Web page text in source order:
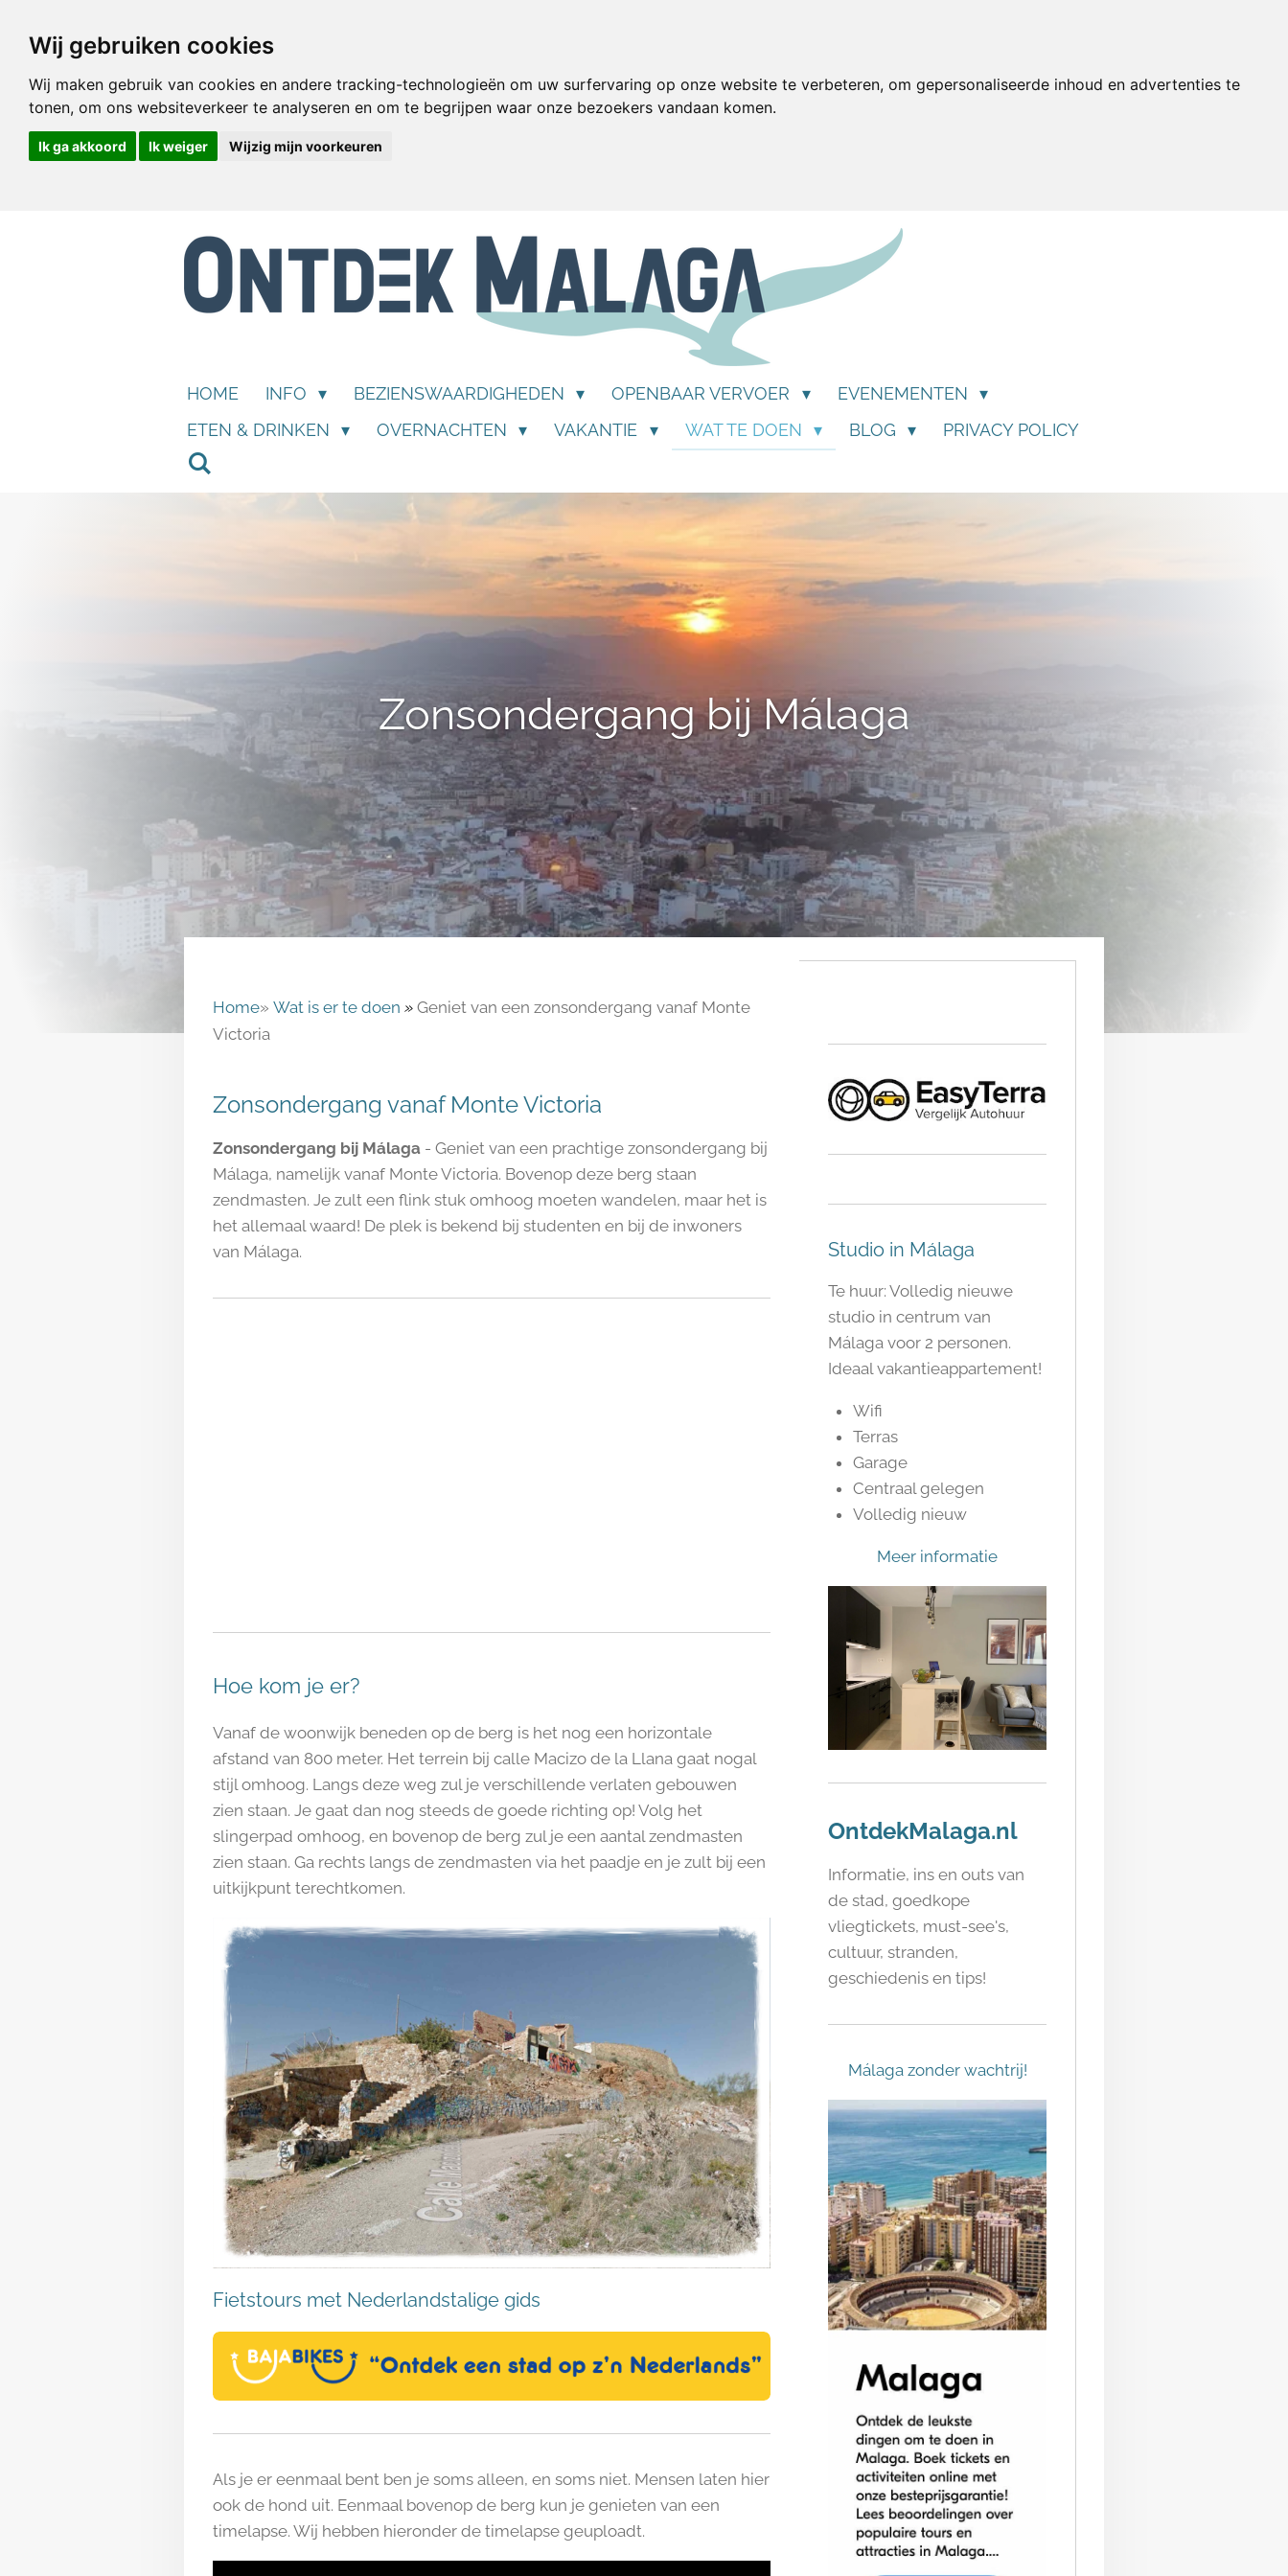
Wij gebruiken cookies
Wij maken gebruik van cookies en andere tracking-technologieën om uw surfervaring op onze website te verbeteren, om gepersonaliseerde inhoud en advertenties te
tonen, om ons websiteverkeer te analyseren en om te begrijpen waar onze bezoekers vandaan komen.
Ik ga akkoord Ik weiger Wijzig mijn voorkeuren
direct
HOME INFO BEZIENSWAARDIGHEDEN OPENBAAR VERVOER
EVENEMENTEN
ETEN & DRINKEN
OVERNACHTEN VAKANTIE WAT TE DOEN BLOG PRIVACY POLICY
Zonsondergang bij Málaga
Home» Wat is er te doen » Geniet van een zonsondergang vanaf Monte
Victoria
Zonsondergang vanaf Monte Victoria
Zonsondergang bij Málaga - Geniet van een prachtige zonsondergang bij
Málaga, namelijk vanaf Monte Victoria. Bovenop deze berg staan
zendmasten. Je zult een flink stuk omhoog moeten wandelen, maar het is
het allemaal waard! De plek is bekend bij studenten en bij de inwoners
van Málaga.
Hoe kom je er?
Vanaf de woonwijk beneden op de berg is het nog een horizontale
afstand van 800 meter. Het terrein bij calle Macizo de la Llana gaat nogal
stijl omhoog. Langs deze weg zul je verschillende verlaten gebouwen
zien staan. Je gaat dan nog steeds de goede richting op! Volg het
slingerpad omhoog, en bovenop de berg zul je een aantal zendmasten
zien staan. Ga rechts langs de zendmasten via het paadje en je zult bij een
uitkijkpunt terechtkomen.
Fietstours met Nederlandstalige gids
Als je er eenmaal bent ben je soms alleen, en soms niet. Mensen laten hier
ook de hond uit. Eenmaal bovenop de berg kun je genieten van een
timelapse. Wij hebben hieronder de timelapse geuploadt.
Studio in Málaga
Te huur: Volledig nieuwe
studio in centrum van
Málaga voor 2 personen.
Ideaal vakantieappartement!
Wifi
Terras
Garage
Centraal gelegen
Volledig nieuw
Meer informatie
OntdekMalaga.nl
Informatie, ins en outs van
de stad, goedkope
vliegtickets, must-see's,
cultuur, stranden,
geschiedenis en tips!
Málaga zonder wachtrij!